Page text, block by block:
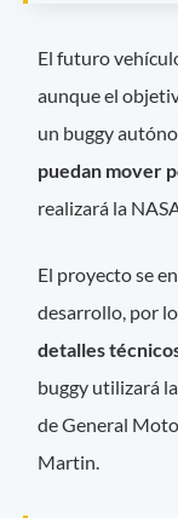
El futuro
aunque el
un buggy
puedan mover
realizará la
El proyecto se
desarrollo, por
detalles
buggy utilizará
de General
Martin.